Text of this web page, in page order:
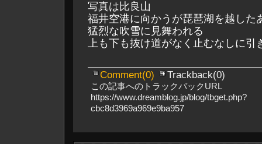
写真は比良山
福井空港に向かうが琵琶湖を越した
猛烈な吹雪に見舞われる
上も下も抜け道がなく止むなしに引
Comment(0) Trackback(0)
この記事へのトラックバックURL
https://www.dreamblog.jp/blog/tbget.php?
cbc8d3969a969e9ba957